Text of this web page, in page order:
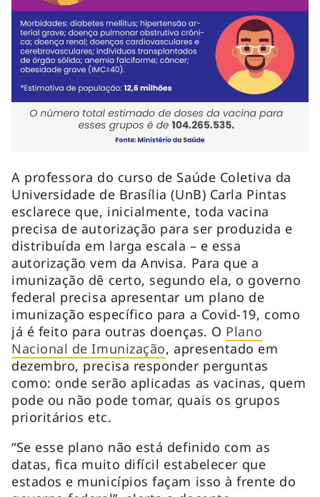
A professora do curso de Saúde Coletiva da
Universidade de Brasília (UnB) Carla Pintas
esclarece que, inicialmente, toda vacina
precisa de autorização para ser produzida e
distribuída em larga escala – e essa
autorização vem da Anvisa. Para que a
imunização dê certo, segundo ela, o governo
federal precisa apresentar um plano de
imunização específico para a Covid-19, como
já é feito para outras doenças. O Plano
Nacional de Imunização, apresentado em
dezembro, precisa responder perguntas
como: onde serão aplicadas as vacinas, quem
pode ou não pode tomar, quais os grupos
prioritários etc.
“Se esse plano não está definido com as
datas, fica muito difícil estabelecer que
estados e municípios façam isso à frente do